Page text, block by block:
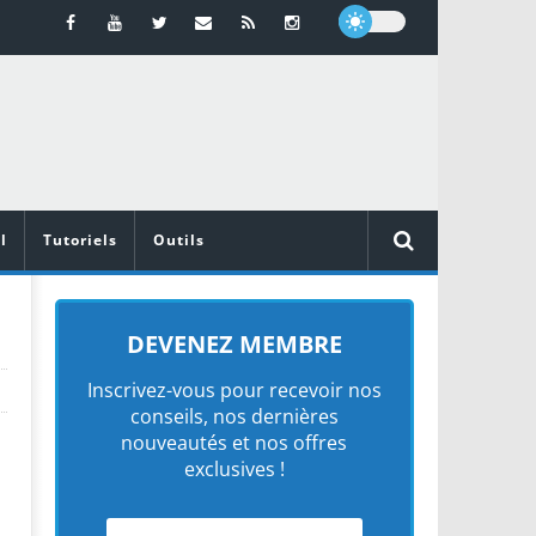
Tutoriels Outils
DEVENEZ MEMBRE
Inscrivez-vous pour recevoir nos
conseils, nos dernières
nouveautés et nos offres
exclusives !